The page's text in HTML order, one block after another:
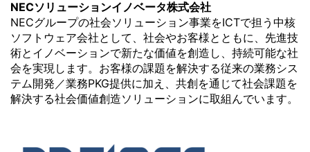
NECソリューションイノベータ株式会社
NECグループの社会ソリューション事業をICTで担う中核
ソフトウェア会社として、社会やお客様とともに、先進技
術とイノベーションで新たな価値を創造し、持続可能な社
会を実現します。お客様の課題を解決する従来の業務シス
テム開発／業務PKG提供に加え、共創を通じて社会課題を
解決する社会価値創造ソリューションに取組んでいます。